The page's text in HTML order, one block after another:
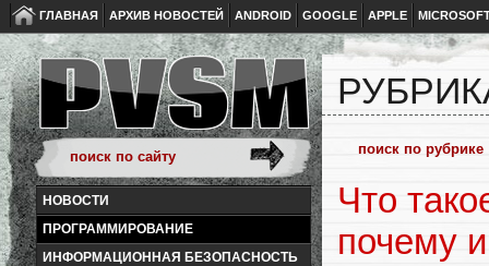
ГЛАВНАЯ АРХИВ НОВОСТЕЙ ANDROID GOOGLE APPLE
НОВОСТИ
ПРОГРАММИРОВАНИЕ
ИНФОРМАЦИОННАЯ БЕЗОПАСНОСТЬ
Что
почему